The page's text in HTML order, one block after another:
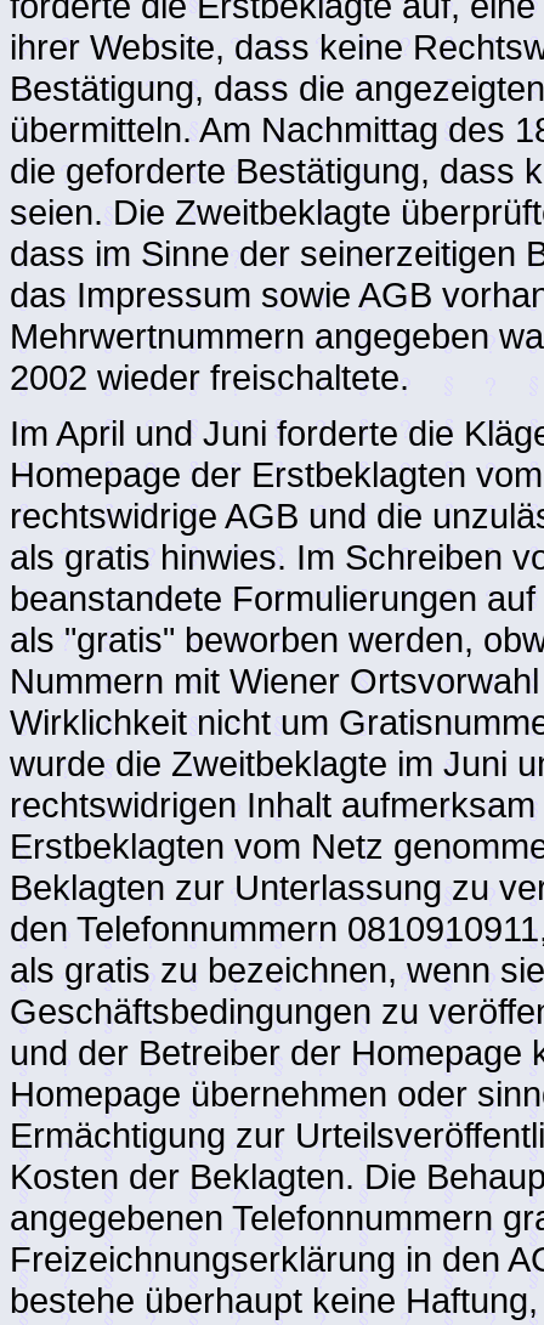
ihrer Website, dass keine
Bestätigung, dass die
übermitteln. Am Nachmittag des
die geforderte Bestätigung, dass
seien. Die Zweitbeklagte
dass im Sinne der seinerzeitigen
das Impressum sowie AGB
Mehrwertnummern angegeben
2002 wieder freischaltete.
Im April und Juni forderte die
Homepage der Erstbeklagten
rechtswidrige AGB und die
als gratis hinwies. Im Schreiben
beanstandete Formulierungen
als "gratis" beworben werden,
Nummern mit Wiener
Wirklichkeit nicht um
wurde die Zweitbeklagte im Juni
rechtswidrigen Inhalt
Erstbeklagten vom Netz
Beklagten zur Unterlassung zu
den Telefonnummern
als gratis zu bezeichnen, wenn
Geschäftsbedingungen zu
und der Betreiber der Homepage
Homepage übernehmen oder
Ermächtigung zur
Kosten der Beklagten. Die
angegebenen Telefonnummern
Freizeichnungserklärung in den
bestehe überhaupt keine